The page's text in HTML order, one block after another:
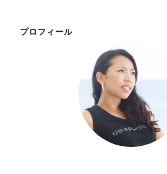
プロフィール